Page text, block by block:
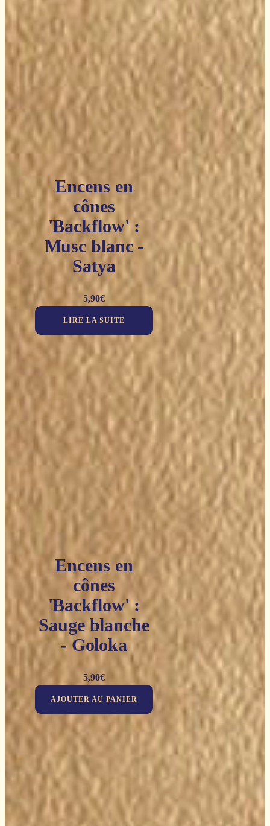
Encens en
cônes
'Backflow' :
Musc blanc -
Satya
5,90€
LIRE LA SUITE
Encens en
cônes
'Backflow' :
Sauge blanche
- Goloka
5,90€
AJOUTER AU PANIER